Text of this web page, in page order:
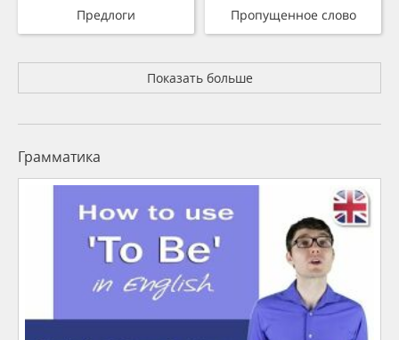
Предлоги Пропущенное слово
Показать больше
Грамматика